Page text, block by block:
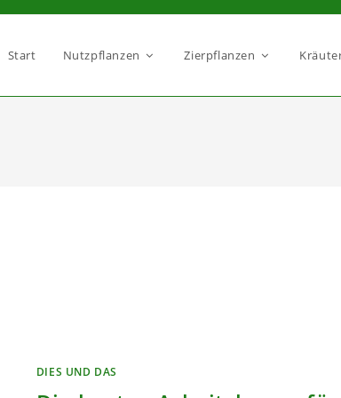
Start Nutzpflanzen Zierpflanzen
DIES UND DAS